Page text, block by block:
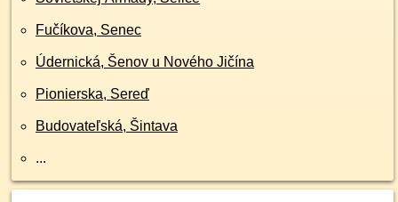
Fučíkova, Senec
Údernická, Šenov u Nového Jičína
Pionierska, Sereď
Budovateľská, Šintava
...